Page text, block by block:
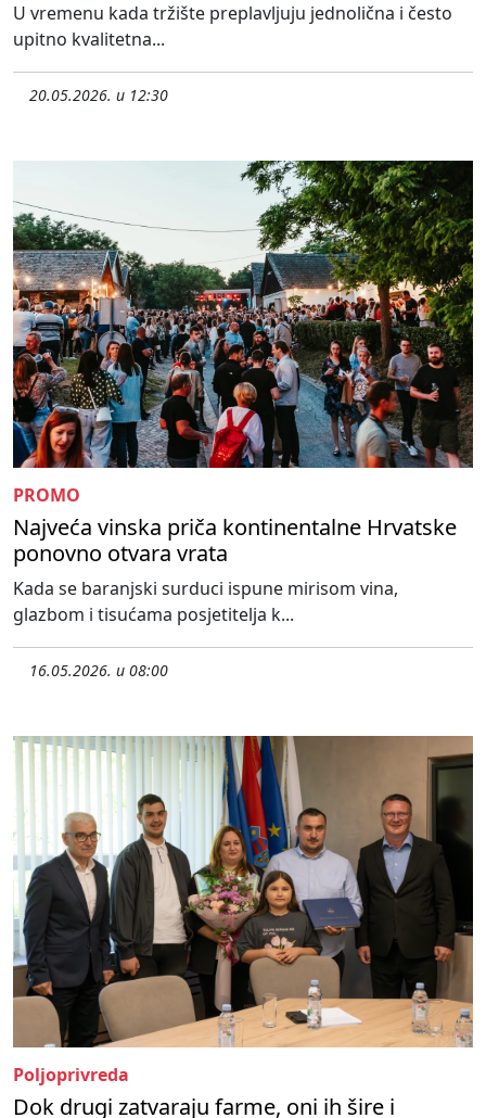
U vremenu kada tržište preplavljuju jednolična i često
upitno kvalitetna...
20.05.2026. u 12:30
PROMO
Najveća vinska priča kontinentalne Hrvatske
ponovno otvara vrata
Kada se baranjski surduci ispune mirisom vina,
glazbom i tisućama posjetitelja k...
16.05.2026. u 08:00
Poljoprivreda
Dok drugi zatvaraju farme, oni ih šire i